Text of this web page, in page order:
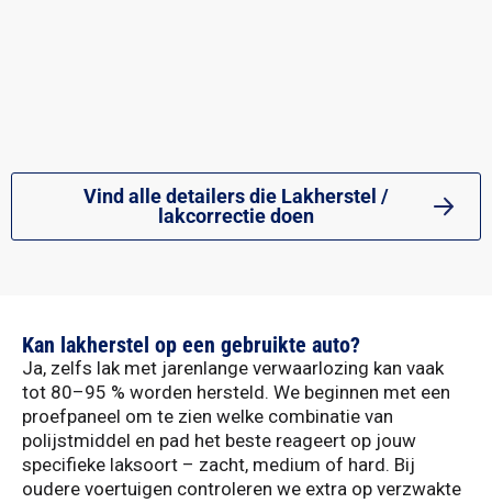
Vind alle detailers die Lakherstel /
lakcorrectie doen
Kan lakherstel op een gebruikte auto?
Ja, zelfs lak met jarenlange verwaarlozing kan vaak
tot 80–95 % worden hersteld. We beginnen met een
proefpaneel om te zien welke combinatie van
polijstmiddel en pad het beste reageert op jouw
specifieke laksoort – zacht, medium of hard. Bij
oudere voertuigen controleren we extra op verzwakte